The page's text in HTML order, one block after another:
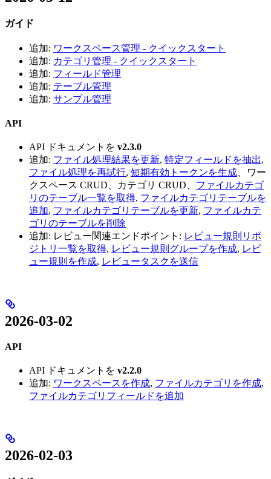
ガイド
追加: ワークスペース管理 - クイックスタート
追加: カテゴリ管理 - クイックスタート
追加: フィールド管理
追加: テーブル管理
追加: サンプル管理
API
API ドキュメントを v2.3.0
追加: ファイル処理結果を更新, 特定フィールドを抽出,
ファイル処理を再試行, 短期有効トークンを生成 、ワー
クスペース CRUD、カテゴリ CRUD、 ファイルカテゴ
リのテーブル一覧を取得, ファイルカテゴリテーブルを
追加, ファイルカテゴリテーブルを更新, ファイルカテ
ゴリのテーブルを削除
追加: レビュー関連エンドポイント: レビュー規則リポ
ジトリ一覧を取得, レビュー規則グループを作成, レビ
ュー規則を作成, レビュータスクを送信
2026-03-02
API
API ドキュメントを v2.2.0
追加: ワークスペースを作成, ファイルカテゴリを作成,
ファイルカテゴリフィールドを追加
2026-02-03